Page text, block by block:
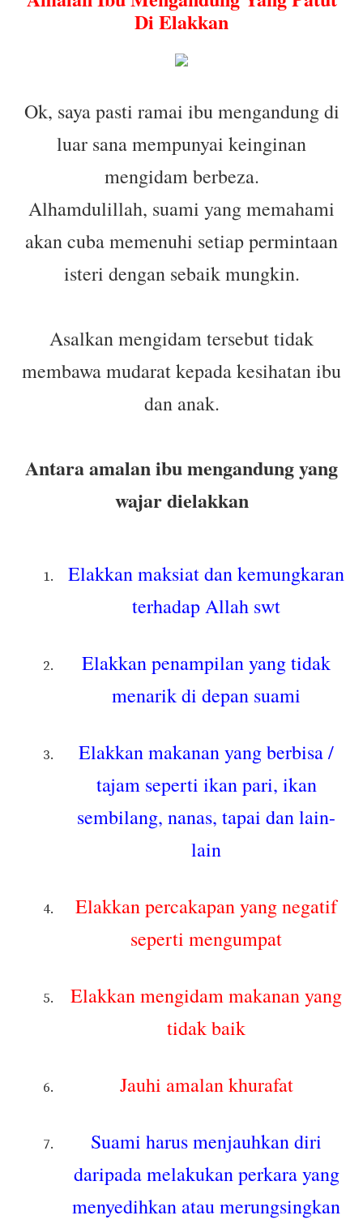
Di Elakkan
Ok, saya pasti ramai ibu mengandung di
luar sana mempunyai keinginan
mengidam berbeza.
Alhamdulillah, suami yang memahami
akan cuba memenuhi setiap permintaan
isteri dengan sebaik mungkin.
Asalkan mengidam tersebut tidak
membawa mudarat kepada kesihatan ibu
dan anak.
Antara amalan ibu mengandung yang
wajar dielakkan
Elakkan maksiat dan kemungkaran
terhadap Allah swt
Elakkan penampilan yang tidak
menarik di depan suami
Elakkan makanan yang berbisa /
tajam seperti ikan pari, ikan
sembilang, nanas, tapai dan lain-
lain
Elakkan percakapan yang negatif
seperti mengumpat
Elakkan mengidam makanan yang
tidak baik
Jauhi amalan khurafat
Suami harus menjauhkan diri
daripada melakukan perkara yang
menyedihkan atau merungsingkan